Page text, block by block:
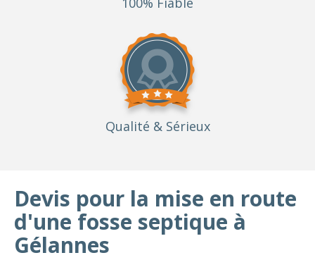
Qualité & Sérieux
Devis pour la mise en route
d'une fosse septique à
Gélannes